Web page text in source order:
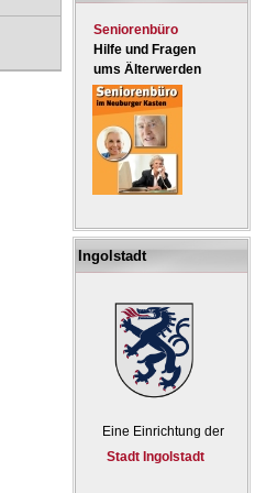
Seniorenbüro
Hilfe und Fragen
ums Älterwerden
Ingolstadt
Eine Einrichtung der
Stadt Ingolstadt